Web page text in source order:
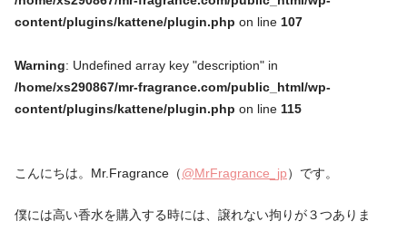
content/plugins/kattene/plugin.php on line 107
Warning: Undefined array key "description" in
/home/xs290867/mr-fragrance.com/public_html/wp-
content/plugins/kattene/plugin.php on line 115
こんにちは。Mr.Fragrance（ @MrFragrance_jp ）です。
僕には高い香水を購入する時には、譲れない拘りが３つありま